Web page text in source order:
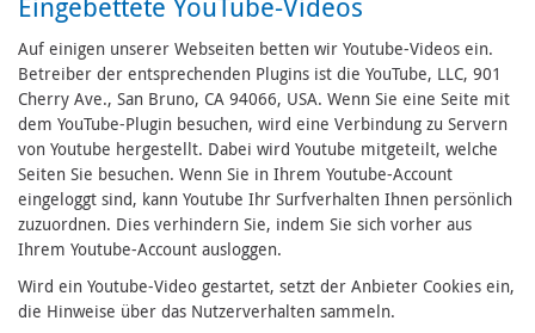
Auf einigen unserer Webseiten betten wir Youtube-Videos ein.
Betreiber der entsprechenden Plugins ist die YouTube, LLC, 901
Cherry Ave., San Bruno, CA 94066, USA. Wenn Sie eine Seite mit
dem YouTube-Plugin besuchen, wird eine Verbindung zu Servern
von Youtube hergestellt. Dabei wird Youtube mitgeteilt, welche
Seiten Sie besuchen. Wenn Sie in Ihrem Youtube-Account
eingeloggt sind, kann Youtube Ihr Surfverhalten Ihnen persönlich
zuzuordnen. Dies verhindern Sie, indem Sie sich vorher aus
Ihrem Youtube-Account ausloggen.
Wird ein Youtube-Video gestartet, setzt der Anbieter Cookies ein,
die Hinweise über das Nutzerverhalten sammeln.